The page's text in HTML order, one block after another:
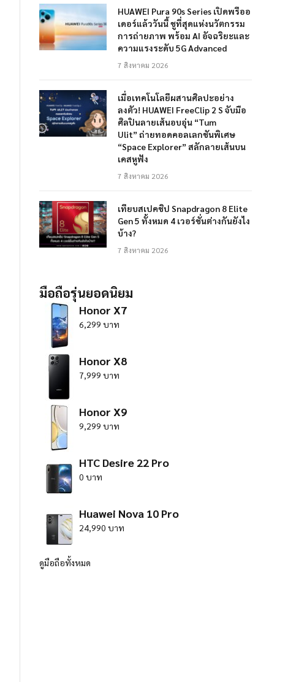
HUAWEI Pura 90s Series เปิดพรีออ
เดอร์แล้ววันนี้ ชูที่สุดแห่งนวัตกรรม
การถ่ายภาพ พร้อม AI อัจฉริยะและ
ความแรงระดับ 5G Advanced
7 สิงหาคม 2026
เมื่อเทคโนโลยีผสานศิลปะอย่าง
ลงตัว! HUAWEI FreeClip 2 S จับมือ
ศิลปินลายเส้นอบอุ่น “Tum
Ulit” ถ่ายทอดคอลเลกชันพิเศษ
“Space Explorer” สลักลายเส้นบน
เคสหูฟัง
7 สิงหาคม 2026
เทียบสเปคชิป Snapdragon 8 Elite
Gen 5 ทั้งหมด 4 เวอร์ชั่นต่างกันยังไง
บ้าง?
7 สิงหาคม 2026
มือถือรุ่นยอดนิยม
Honor X7
6,299 บาท
Honor X8
7,999 บาท
Honor X9
9,299 บาท
HTC Desire 22 Pro
0 บาท
Huawei Nova 10 Pro
24,990 บาท
ดูมือถือทั้งหมด